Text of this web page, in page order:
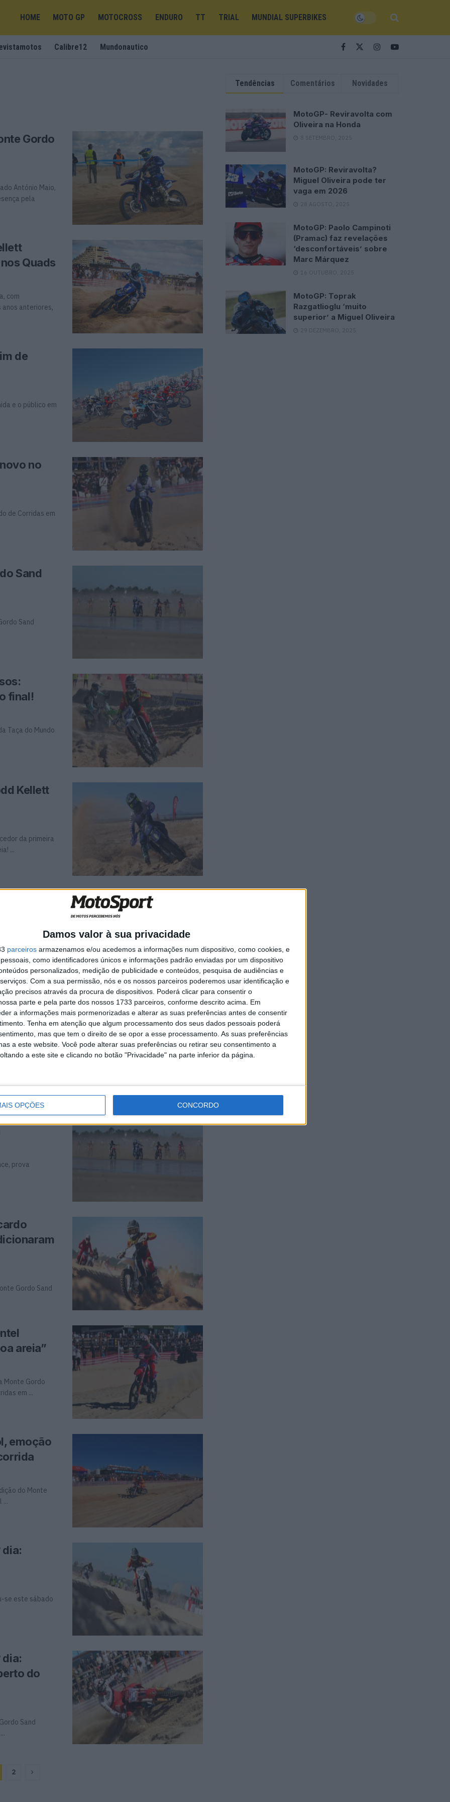
Damos valor à sua privacidade
parceiros armazenamos e/ou acedemos a informações num dispositivo, como cookies, e
como identificadores únicos e informações padrão enviadas por um dispositivo
personalizados, medição de publicidade e conteúdos, pesquisa de audiências e
Com a sua permissão, nós e os nossos parceiros poderemos usar identificação e
precisos através da procura de dispositivos. Poderá clicar para consentir o
parte e pela parte dos nossos 1733 parceiros, conforme descrito acima. Em
a informações mais pormenorizadas e alterar as suas preferências antes de consentir
Tenha em atenção que algum processamento dos seus dados pessoais poderá
mas que tem o direito de se opor a esse processamento. As suas preferências
a este website. Você pode alterar suas preferências ou retirar seu consentimento a
a este site e clicando no botão "Privacidade" na parte inferior da página.
OPÇÕES CONCORDO
HOME MOTO GP MOTOCROSS ENDURO TT TRIAL MUNDIAL SUPERBIKES
Calibre12 Mundonautico
Gordo
António Maio,
pela
Quads
com
anteriores,
de
e o público em
no
de Corridas em
Sand
Sand
final!
Taça do Mundo
Kellett
da primeira
...
Luís
Taça do Mundo
dia: Novo
realizou-se
Reviva
prova
Gordo Sand
areia”
Monte Gordo
em ...
emoção
do Monte
...
dia:
se este sábado
dia:
do
Sand
2
Tendências Comentários Novidades
MotoGP- Reviravolta com
Oliveira na Honda
8 SETEMBRO, 2025
MotoGP: Reviravolta?
Miguel Oliveira pode ter
vaga em 2026
28 AGOSTO, 2025
MotoGP: Paolo Campinoti
(Pramac) faz revelações
‘desconfortáveis’ sobre
Marc Márquez
16 OUTUBRO, 2025
MotoGP: Toprak
Razgatlioglu ‘muito
superior’ a Miguel Oliveira